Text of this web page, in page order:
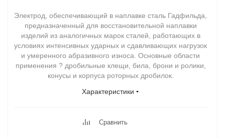
Электрод, обеспечивающий в наплавке сталь Гадфильда,
предназначенный для восстановительной наплавки
изделий из аналогичных марок сталей, работающих в
условиях интенсивных ударных и сдавливающих нагрузок
и умеренного абразивного износа. Основные области
применения ? дробильные клещи, била, брони и ролики,
конусы и корпуса роторных дробилок.
Характеристики
Сравнить